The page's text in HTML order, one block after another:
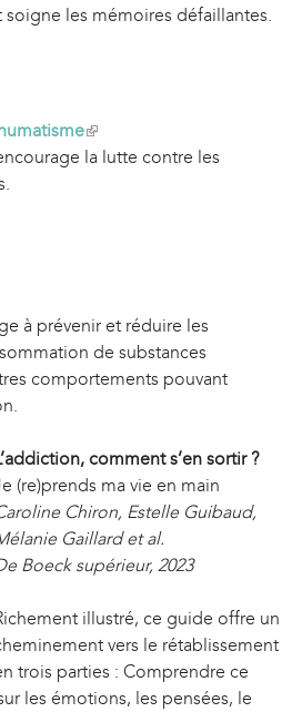
soigne les mémoires défaillantes.
(
l
e
n
a
)
la lutte contre les
à prévenir et réduire les
de substances
comportements pouvant
comment s’en sortir ?
(re)prends ma vie en main
Chiron, Estelle Guibaud,
Gaillard et al.
Boeck supérieur, 2023
illustré, ce guide offre un
vers le rétablissement
trois parties : Comprendre ce
les émotions, les pensées, le